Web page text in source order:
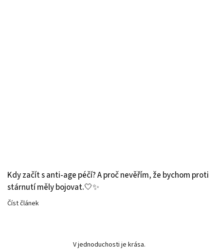
Kdy začít s anti-age péčí? A proč nevěřím, že bychom proti
stárnutí měly bojovat.🤍✨
Číst článek
V jednoduchosti je krása.